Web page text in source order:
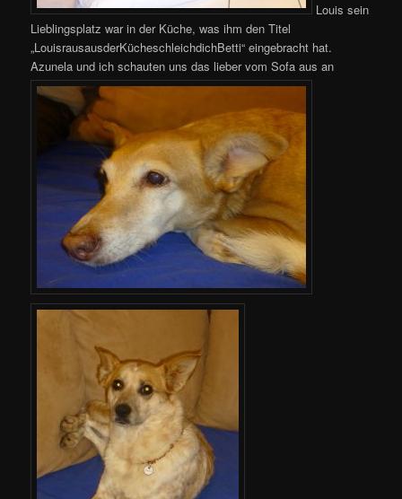
Louis sein
Lieblingsplatz war in der Küche, was ihm den Titel
„LouisrausausderKücheschleichdichBetti“ eingebracht hat.
Azunela und ich schauten uns das lieber vom Sofa aus an